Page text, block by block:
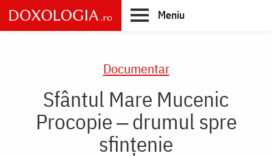
Skip
to
main
Meniu
Documentar
Sfântul Mare Mucenic
Procopie ‒ drumul spre
sfințenie